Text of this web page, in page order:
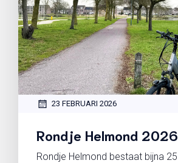
23 FEBRUARI 2026
Rondje Helmond 2026
Rondje Helmond bestaat bijna 25